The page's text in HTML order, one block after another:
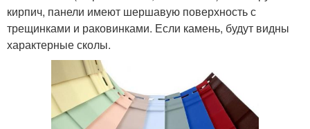
кирпич, панели имеют шершавую поверхность с
трещинками и раковинками. Если камень, будут видны
характерные сколы.